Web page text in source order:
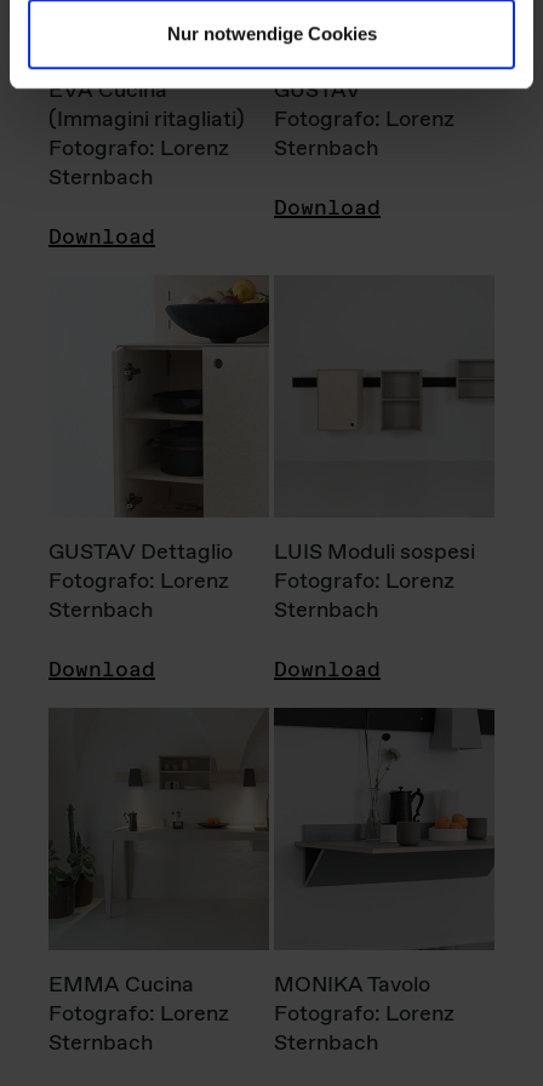
Nur notwendige Cookies
EVA Cucina
(Immagini ritagliati)
Fotografo: Lorenz
Sternbach
Download
GUSTAV
Fotografo: Lorenz
Sternbach
Download
GUSTAV Dettaglio
Fotografo: Lorenz
Sternbach
Download
LUIS Moduli sospesi
Fotografo: Lorenz
Sternbach
Download
EMMA Cucina
Fotografo: Lorenz
Sternbach
MONIKA Tavolo
Fotografo: Lorenz
Sternbach